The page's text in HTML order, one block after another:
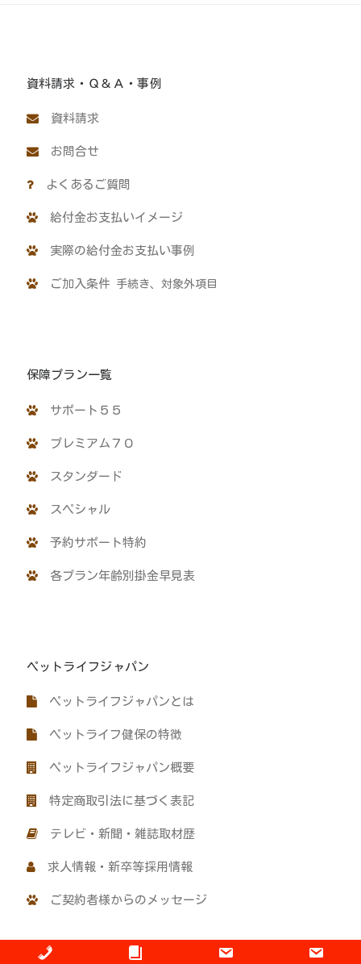
資料請求・Ｑ＆Ａ・事例
資料請求
お問合せ
よくあるご質問
給付金お支払いイメージ
実際の給付金お支払い事例
ご加入条件 手続き、対象外項目
保障プラン一覧
サポート５５
プレミアム７０
スタンダード
スペシャル
予約サポート特約
各プラン年齢別掛金早見表
ペットライフジャパン
ペットライフジャパンとは
ペットライフ健保の特徴
ペットライフジャパン概要
特定商取引法に基づく表記
テレビ・新聞・雑誌取材歴
求人情報・新卒等採用情報
ご契約者様からのメッセージ